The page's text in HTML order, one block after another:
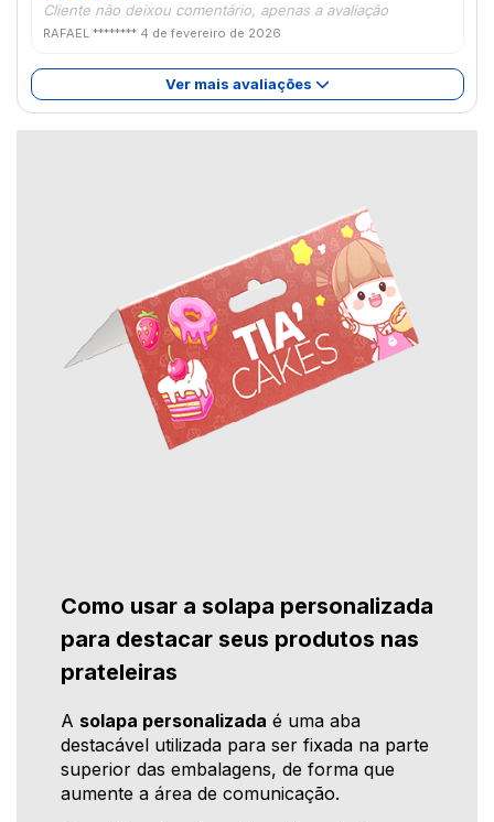
Cliente não deixou comentário, apenas a avaliação
RAFAEL ******** 4 de fevereiro de 2026
Ver mais avaliações
Como usar a solapa personalizada
para destacar seus produtos nas
prateleiras
A solapa personalizada é uma aba
destacável utilizada para ser fixada na parte
superior das embalagens, de forma que
aumente a área de comunicação.